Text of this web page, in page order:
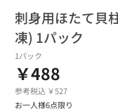
刺身用ほたて貝
凍) 1パック
1パック
￥488
参考税込 ￥527
お一人様6点限り